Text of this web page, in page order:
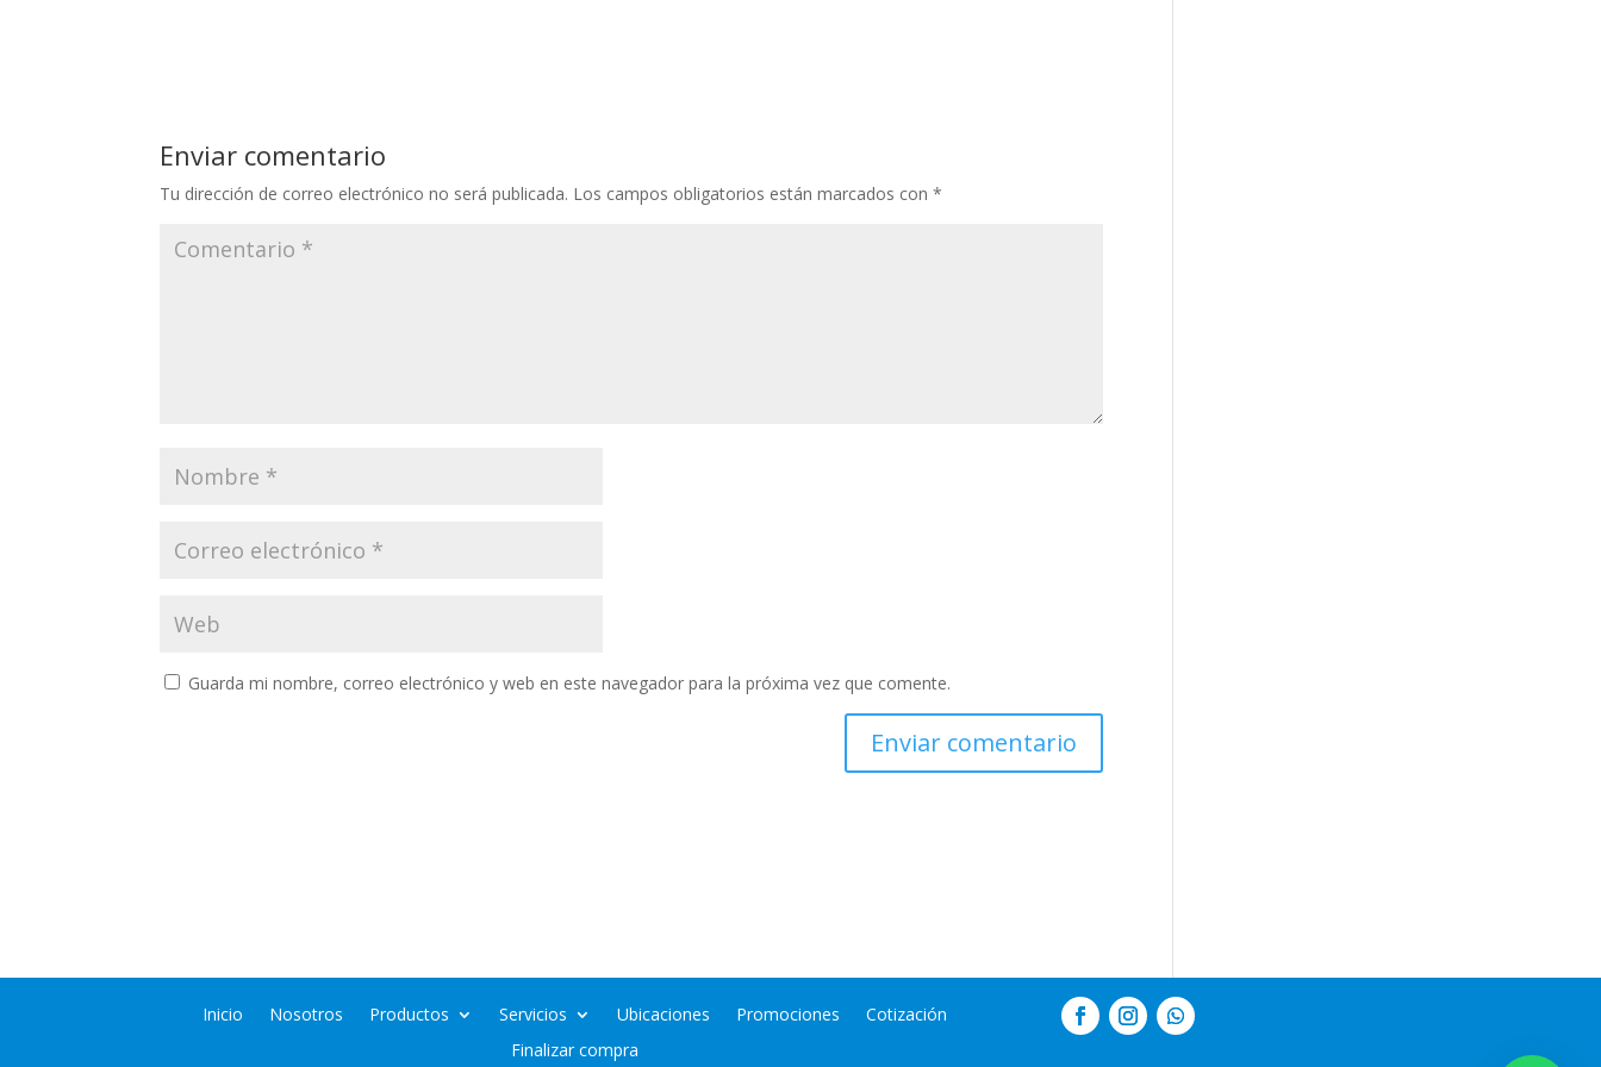
Enviar comentario
Tu dirección de correo electrónico no será publicada. Los campos obligatorios están marcados con*
Guarda mi nombre, correo electrónico y web en este navegador para la próxima vez que comente.
Inicio Nosotros Productos Servicios Ubicaciones Promociones
Cotización
Finalizar compra